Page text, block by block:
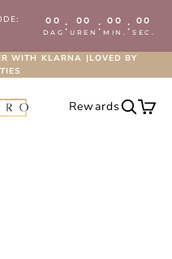
00
DAG : 00
UREN : 00
MIN. : 00
SEC.
WITH KLARNA |LOVED BY
RewardsZoeken